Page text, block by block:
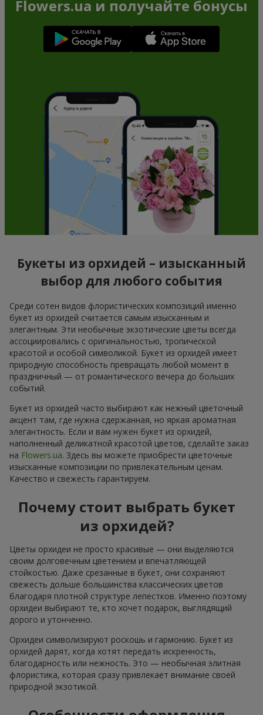
Flowers.ua и получайте бонусы
Букеты из орхидей – изысканный
выбор для любого события
Среди сотен видов флористических композиций именно
букет из орхидей считается самым изысканным и
элегантным. Эти необычные экзотические цветы всегда
ассоциировались с оригинальностью, тропической
красотой и особой символикой. Букет из орхидей имеет
природную способность превращать любой момент в
праздничный — от романтического вечера до больших
событий.
Букет из орхидей часто выбирают как нежный цветочный
акцент там, где нужна сдержанная, но яркая ароматная
элегантность. Если и вам нужен букет из орхидей,
наполненный деликатной красотой цветов, сделайте заказ
на Flowers.ua. Здесь вы можете приобрести цветочные
изысканные композиции по привлекательным ценам.
Качество и свежесть гарантируем.
Почему стоит выбрать букет
из орхидей?
Цветы орхидеи не просто красивые — они выделяются
своим долговечным цветением и впечатляющей
стойкостью. Даже срезанные в букет, они сохраняют
свежесть дольше большинства классических цветов
благодаря плотной структуре лепестков. Именно поэтому
орхидеи выбирают те, кто хочет подарок, выглядящий
дорого и утонченно.
Орхидеи символизируют роскошь и гармонию. Букет из
орхидей дарят, когда хотят передать искренность,
благодарность или нежность. Это — необычная элитная
флористика, которая сразу привлекает внимание своей
природной экзотикой.